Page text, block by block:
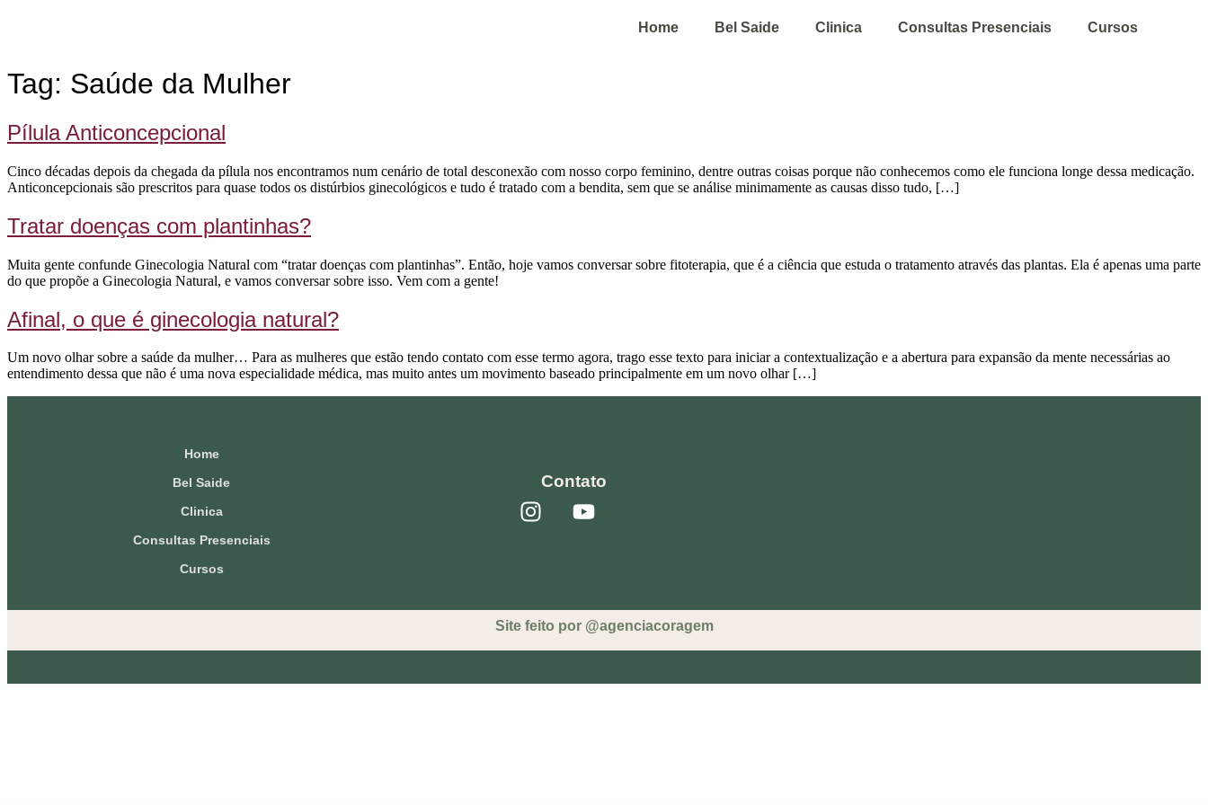
Home Bel Saide Clinica Consultas Presenciais Cursos
Tag: Saúde da Mulher
Pílula Anticoncepcional
Cinco décadas depois da chegada da pílula nos encontramos num cenário de total desconexão com nosso corpo feminino, dentre outras coisas porque não conhecemos como ele funciona longe dessa medicação.
Anticoncepcionais são prescritos para quase todos os distúrbios ginecológicos e tudo é tratado com a bendita, sem que se análise minimamente as causas disso tudo, […]
Tratar doenças com plantinhas?
Muita gente confunde Ginecologia Natural com “tratar doenças com plantinhas”. Então, hoje vamos conversar sobre fitoterapia, que é a ciência que estuda o tratamento através das plantas. Ela é apenas uma parte
do que propõe a Ginecologia Natural, e vamos conversar sobre isso. Vem com a gente!
Afinal, o que é ginecologia natural?
Um novo olhar sobre a saúde da mulher… Para as mulheres que estão tendo contato com esse termo agora, trago esse texto para iniciar a contextualização e a abertura para expansão da mente necessárias ao
entendimento dessa que não é uma nova especialidade médica, mas muito antes um movimento baseado principalmente em um novo olhar […]
Home
Bel Saide
Clinica
Consultas Presenciais
Cursos
Contato
Site feito por @agenciacoragem